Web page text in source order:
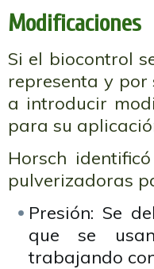
Modificaciones
Si el biocontrol
representa y
a introducir
para su
Horsch
pulverizadoras
Presión: Se
que se
trabajando